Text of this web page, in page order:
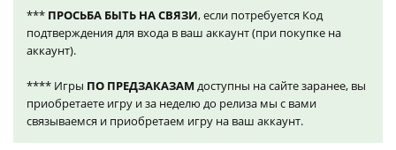
*** ПРОСЬБА БЫТЬ НА СВЯЗИ, если потребуется Код
подтверждения для входа в ваш аккаунт (при покупке на
аккаунт).
**** Игры ПО ПРЕДЗАКАЗАМ доступны на сайте заранее, вы
приобретаете игру и за неделю до релиза мы с вами
связываемся и приобретаем игру на ваш аккаунт.